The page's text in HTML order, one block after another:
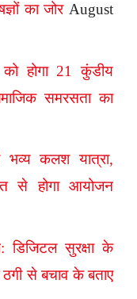
का जोर August
होगा 21 कुंडीय
समरसता का
भव्य कलश यात्रा,
से होगा आयोजन
डिजिटल सुरक्षा के
से बचाव के बताए